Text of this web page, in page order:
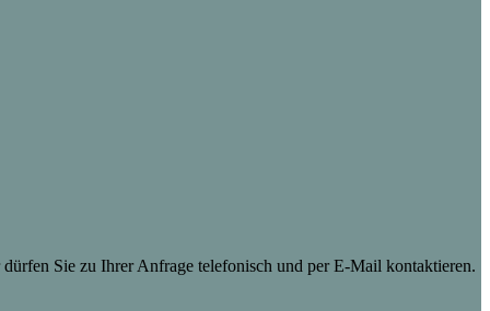
Sie zu Ihrer Anfrage telefonisch und per E-Mail kontaktieren.